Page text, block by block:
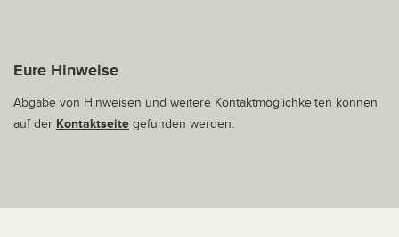
Eure Hinweise
Abgabe von Hinweisen und weitere Kontaktmöglichkeiten können
auf der Kontaktseite gefunden werden.